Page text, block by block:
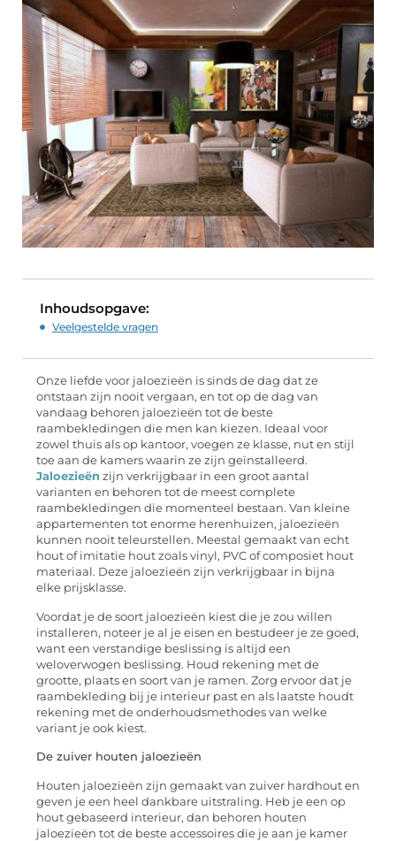
Inhoudsopgave:
Veelgestelde vragen
Onze liefde voor jaloezieën is sinds de dag dat ze
ontstaan zijn nooit vergaan, en tot op de dag van
vandaag behoren jaloezieën tot de beste
raambekledingen die men kan kiezen. Ideaal voor
zowel thuis als op kantoor, voegen ze klasse, nut en stijl
toe aan de kamers waarin ze zijn geïnstalleerd.
Jaloezieën zijn verkrijgbaar in een groot aantal
varianten en behoren tot de meest complete
raambekledingen die momenteel bestaan. Van kleine
appartementen tot enorme herenhuizen, jaloezieën
kunnen nooit teleurstellen. Meestal gemaakt van echt
hout of imitatie hout zoals vinyl, PVC of composiet hout
materiaal. Deze jaloezieën zijn verkrijgbaar in bijna
elke prijsklasse.
Voordat je de soort jaloezieën kiest die je zou willen
installeren, noteer je al je eisen en bestudeer je ze goed,
want een verstandige beslissing is altijd een
weloverwogen beslissing. Houd rekening met de
grootte, plaats en soort van je ramen. Zorg ervoor dat je
raambekleding bij je interieur past en als laatste houdt
rekening met de onderhoudsmethodes van welke
variant je ook kiest.
De zuiver houten jaloezieën
Houten jaloezieën zijn gemaakt van zuiver hardhout en
geven je een heel dankbare uitstraling. Heb je een op
hout gebaseerd interieur, dan behoren houten
jaloezieën tot de beste accessoires die je aan je kamer